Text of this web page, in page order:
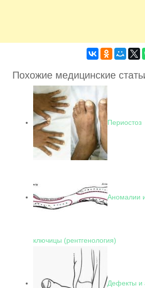
Похожие медицинские
Периостоз
Аномалии
ключицы (рентгенология)
Дефекты и